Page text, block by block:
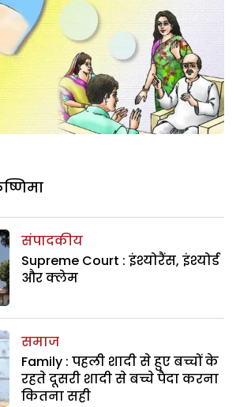
संपादकीय
Supreme Court : इंश्योरैंस, इंश्योर्ड
और क्लेम
समाज
Family : पहली शादी से हुए बच्चों के
रहते दूसरी शादी से बच्चे पैदा करना
कितना सही